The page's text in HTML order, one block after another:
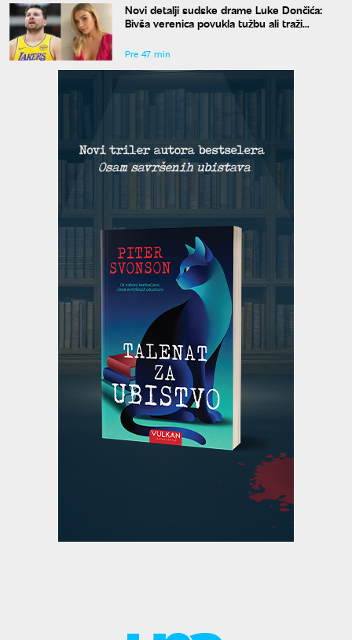
Novi detalji sudske drame Luke Dončića:
Bivša verenica povukla tužbu ali traži
Pre 47 min